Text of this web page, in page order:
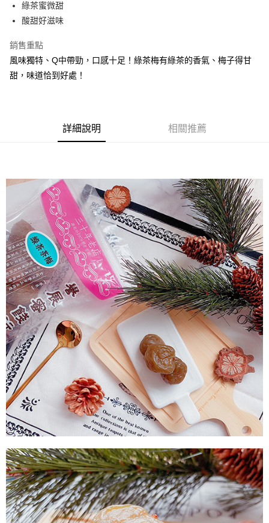
Apple Pay
街口支付
悠遊付
Google Pay
每筆NT$60，滿NT$799(含以上)免運費
付款後全家取貨
每筆NT$60，滿NT$799(含以上)免運費
7-11取貨付款
每筆NT$60，滿NT$799(含以上)免運費
付款後7-11取貨
每筆NT$60，滿NT$799(含以上)免運費
宅配到家
每筆NT$150，滿NT$1,399(含以上)免運費
澎湖金門馬祖宅配到家
每筆NT$250
付款後門市自取
免運費
綠茶蜜微甜
酸甜好滋味
銷售重點
風味獨特、Q中帶勁，口感十足！綠茶梅有綠茶的香氣、梅子得甘
甜，味道恰到好處！
詳細說明 相關推薦